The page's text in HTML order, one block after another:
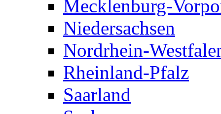
Mecklenburg-
Niedersachsen
Nordrhein-
Rheinland-Pfalz
Saarland